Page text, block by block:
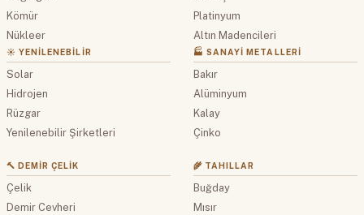
Kömür
Nükleer
☀️ YENILENEBILIR
Solar
Hidrojen
Rüzgar
Yenilenebilir Şirketleri
Platinyum
Altın Madencileri
🏭 SANAYI METALLERI
Bakır
Alüminyum
Kalay
Çinko
🔨 DEMIR ÇELIK
Çelik
Demir Cevheri
🌾 TAHILLAR
Buğday
Mısır